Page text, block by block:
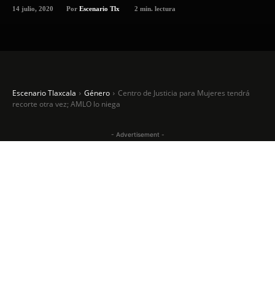
14 julio, 2020 Por Escenario Tlx 2 min. lectura
Escenario Tlaxcala Género
Centro de Justicia para Mujeres tendrá
recorte otra vez; AMLO lo niega
- Advertisement -